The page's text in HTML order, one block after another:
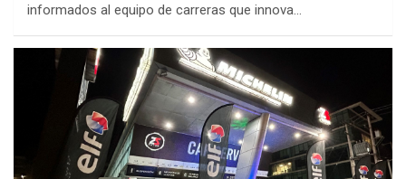
informados al equipo de carreras que innova…